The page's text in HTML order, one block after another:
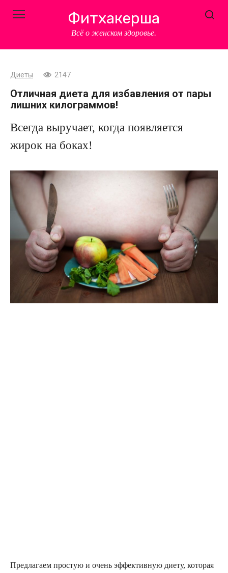
Фитхакерша
Всё о женском здоровье.
Диеты 2147
Отличная диета для избавления от пары
лишних килограммов!
Всегда выручает, когда появляется
жирок на боках!
Предлагаем простую и очень эффективную диету, которая